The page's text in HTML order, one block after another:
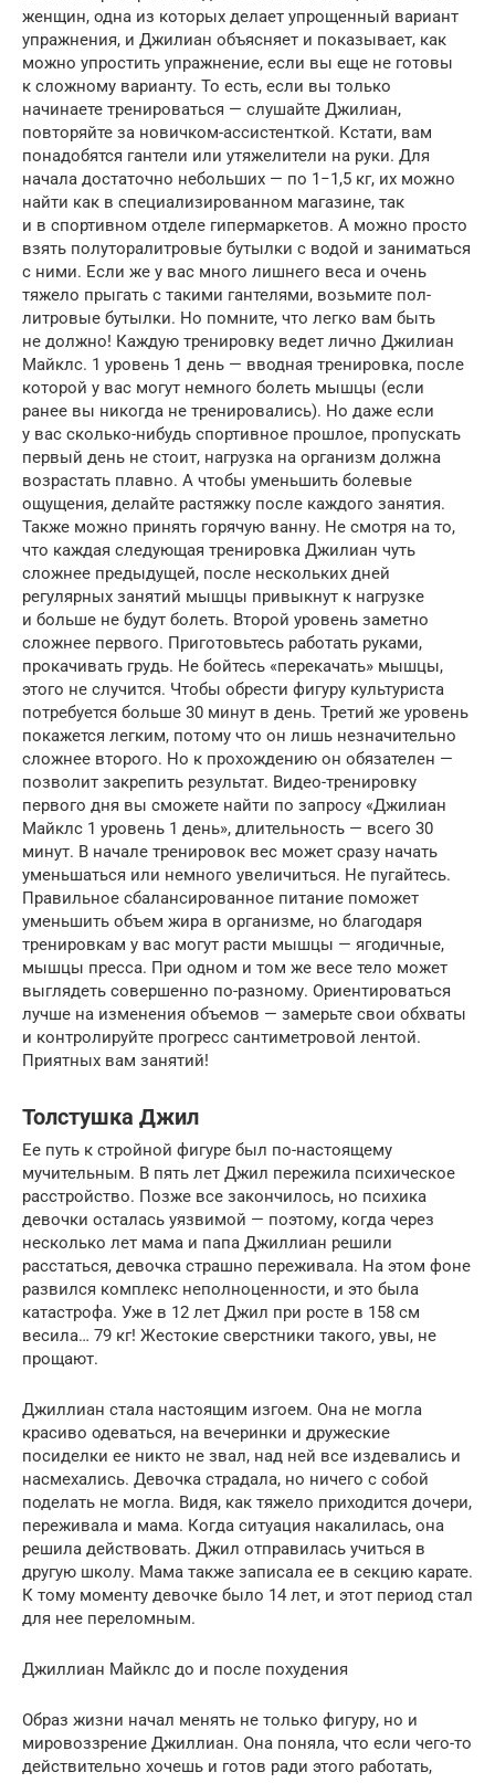
женщин, одна из которых делает упрощенный вариант
упражнения, и Джилиан объясняет и показывает, как
можно упростить упражнение, если вы еще не готовы
к сложному варианту. То есть, если вы только
начинаете тренироваться — слушайте Джилиан,
повторяйте за новичком-ассистенткой. Кстати, вам
понадобятся гантели или утяжелители на руки. Для
начала достаточно небольших — по 1−1,5 кг, их можно
найти как в специализированном магазине, так
и в спортивном отделе гипермаркетов. А можно просто
взять полуторалитровые бутылки с водой и заниматься
с ними. Если же у вас много лишнего веса и очень
тяжело прыгать с такими гантелями, возьмите пол-
литровые бутылки. Но помните, что легко вам быть
не должно! Каждую тренировку ведет лично Джилиан
Майклс. 1 уровень 1 день — вводная тренировка, после
которой у вас могут немного болеть мышцы (если
ранее вы никогда не тренировались). Но даже если
у вас сколько-нибудь спортивное прошлое, пропускать
первый день не стоит, нагрузка на организм должна
возрастать плавно. А чтобы уменьшить болевые
ощущения, делайте растяжку после каждого занятия.
Также можно принять горячую ванну. Не смотря на то,
что каждая следующая тренировка Джилиан чуть
сложнее предыдущей, после нескольких дней
регулярных занятий мышцы привыкнут к нагрузке
и больше не будут болеть. Второй уровень заметно
сложнее первого. Приготовьтесь работать руками,
прокачивать грудь. Не бойтесь «перекачать» мышцы,
этого не случится. Чтобы обрести фигуру культуриста
потребуется больше 30 минут в день. Третий же уровень
покажется легким, потому что он лишь незначительно
сложнее второго. Но к прохождению он обязателен —
позволит закрепить результат. Видео-тренировку
первого дня вы сможете найти по запросу «Джилиан
Майклс 1 уровень 1 день», длительность — всего 30
минут. В начале тренировок вес может сразу начать
уменьшаться или немного увеличиться. Не пугайтесь.
Правильное сбалансированное питание поможет
уменьшить объем жира в организме, но благодаря
тренировкам у вас могут расти мышцы — ягодичные,
мышцы пресса. При одном и том же весе тело может
выглядеть совершенно по-разному. Ориентироваться
лучше на изменения объемов — замерьте свои обхваты
и контролируйте прогресс сантиметровой лентой.
Приятных вам занятий!
Толстушка Джил
Ее путь к стройной фигуре был по-настоящему
мучительным. В пять лет Джил пережила психическое
расстройство. Позже все закончилось, но психика
девочки осталась уязвимой — поэтому, когда через
несколько лет мама и папа Джиллиан решили
расстаться, девочка страшно переживала. На этом фоне
развился комплекс неполноценности, и это была
катастрофа. Уже в 12 лет Джил при росте в 158 см
весила… 79 кг! Жестокие сверстники такого, увы, не
прощают.
Джиллиан стала настоящим изгоем. Она не могла
красиво одеваться, на вечеринки и дружеские
посиделки ее никто не звал, над ней все издевались и
насмехались. Девочка страдала, но ничего с собой
поделать не могла. Видя, как тяжело приходится дочери,
переживала и мама. Когда ситуация накалилась, она
решила действовать. Джил отправилась учиться в
другую школу. Мама также записала ее в секцию карате.
К тому моменту девочке было 14 лет, и этот период стал
для нее переломным.
Джиллиан Майклс до и после похудения
Образ жизни начал менять не только фигуру, но и
мировоззрение Джиллиан. Она поняла, что если чего-то
действительно хочешь и готов ради этого работать,